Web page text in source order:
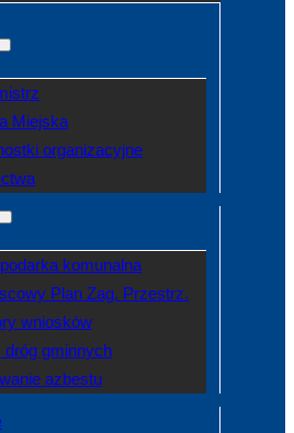
Miejska
organizacyjne
komunalna
Plan Zag. Przestrz.
wniosków
dróg gminnych
azbestu